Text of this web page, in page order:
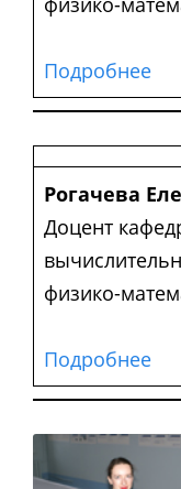
Подробнее
Рогачева
Доцент
физико-
Подробнее